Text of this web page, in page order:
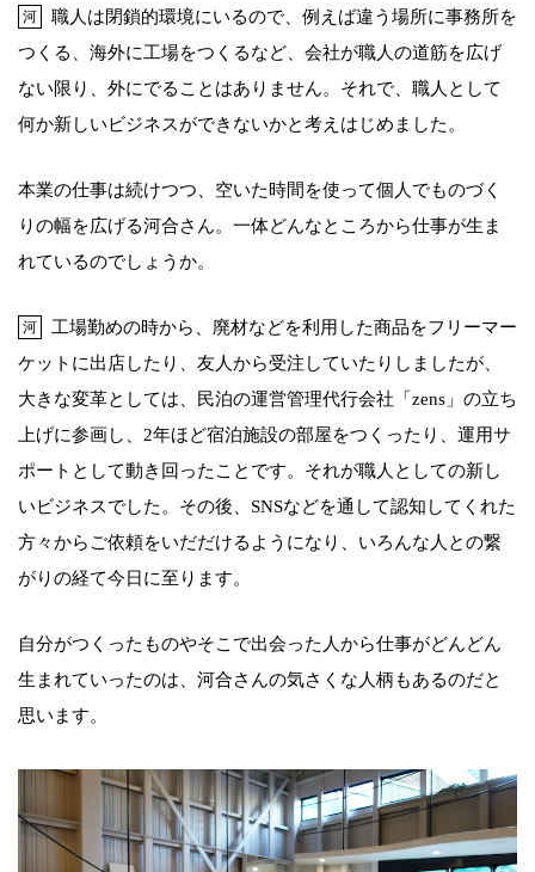
河
職人は閉鎖的環境にいるので、例えば違う場所に事務所を
つくる、海外に工場をつくるなど、会社が職人の道筋を広げ
ない限り、外にでることはありません。それで、職人として
何か新しいビジネスができないかと考えはじめました。
本業の仕事は続けつつ、空いた時間を使って個人でものづく
りの幅を広げる河合さん。一体どんなところから仕事が生ま
れているのでしょうか。
河
工場勤めの時から、廃材などを利用した商品をフリーマー
ケットに出店したり、友人から受注していたりしましたが、
大きな変革としては、民泊の運営管理代行会社「zens」の立ち
上げに参画し、2年ほど宿泊施設の部屋をつくったり、運用サ
ポートとして動き回ったことです。それが職人としての新し
いビジネスでした。その後、SNSなどを通して認知してくれた
方々からご依頼をいだだけるようになり、いろんな人との繋
がりの経て今日に至ります。
自分がつくったものやそこで出会った人から仕事がどんどん
生まれていったのは、河合さんの気さくな人柄もあるのだと
思います。